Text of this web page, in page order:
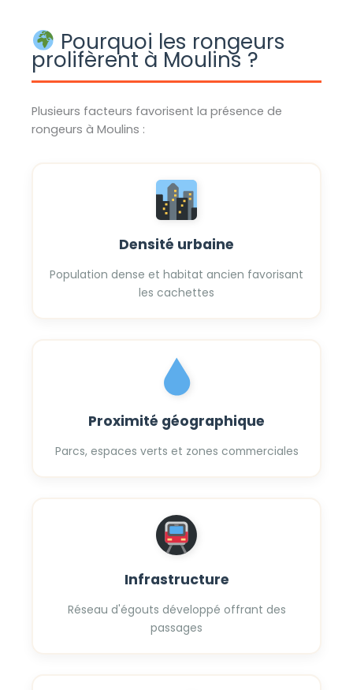
Pourquoi les rongeurs
prolifèrent à Moulins ?
Plusieurs facteurs favorisent la présence de
rongeurs à Moulins :
Densité urbaine
Population dense et habitat ancien favorisant
les cachettes
Proximité géographique
Parcs, espaces verts et zones commerciales
Infrastructure
Réseau d'égouts développé offrant des
passages